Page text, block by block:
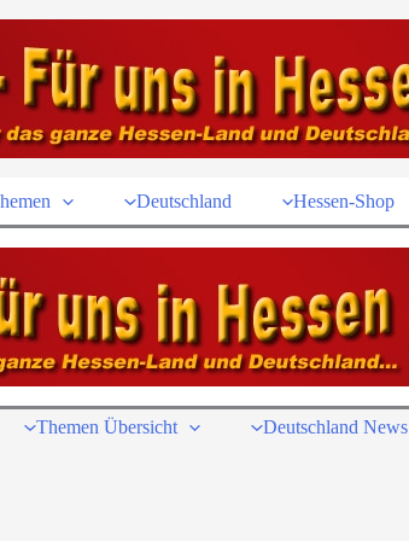
Deutschland Hessen-Shop
Themen Übersicht Deutschland News